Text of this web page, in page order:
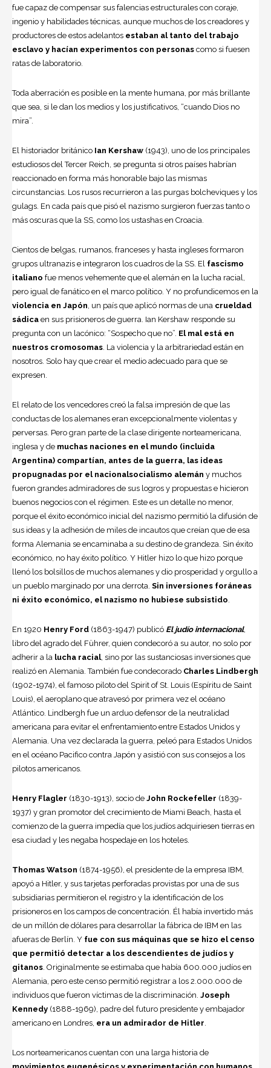
fue capaz de compensar sus falencias estructurales con coraje,
ingenio y habilidades técnicas, aunque muchos de los creadores y
productores de estos adelantos estaban al tanto del trabajo
esclavo y hacían experimentos con personas como si fuesen
ratas de laboratorio.
Toda aberración es posible en la mente humana, por más brillante
que sea, si le dan los medios y los justificativos, “cuando Dios no
mira”.
El historiador británico Ian Kershaw (1943), uno de los principales
estudiosos del Tercer Reich, se pregunta si otros países habrían
reaccionado en forma más honorable bajo las mismas
circunstancias. Los rusos recurrieron a las purgas bolcheviques y los
gulags. En cada país que pisó el nazismo surgieron fuerzas tanto o
más oscuras que la SS, como los ustashas en Croacia.
Cientos de belgas, rumanos, franceses y hasta ingleses formaron
grupos ultranazis e integraron los cuadros de la SS. El fascismo
italiano fue menos vehemente que el alemán en la lucha racial,
pero igual de fanático en el marco político. Y no profundicemos en la
violencia en Japón, un país que aplicó normas de una crueldad
sádica en sus prisioneros de guerra. Ian Kershaw responde su
pregunta con un lacónico: “Sospecho que no”. El mal está en
nuestros cromosomas. La violencia y la arbitrariedad están en
nosotros. Solo hay que crear el medio adecuado para que se
expresen.
El relato de los vencedores creó la falsa impresión de que las
conductas de los alemanes eran excepcionalmente violentas y
perversas. Pero gran parte de la clase dirigente norteamericana,
inglesa y de muchas naciones en el mundo (incluida
Argentina) compartían, antes de la guerra, las ideas
propugnadas por el nacionalsocialismo alemán y muchos
fueron grandes admiradores de sus logros y propuestas e hicieron
buenos negocios con el régimen. Este es un detalle no menor,
porque el éxito económico inicial del nazismo permitió la difusión de
sus ideas y la adhesión de miles de incautos que creían que de esa
forma Alemania se encaminaba a su destino de grandeza. Sin éxito
económico, no hay éxito político. Y Hitler hizo lo que hizo porque
llenó los bolsillos de muchos alemanes y dio prosperidad y orgullo a
un pueblo marginado por una derrota. Sin inversiones foráneas
ni éxito económico, el nazismo no hubiese subsistido.
En 1920 Henry Ford (1863-1947) publicó El judío internacional,
libro del agrado del Führer, quien condecoró a su autor, no solo por
adherir a la lucha racial, sino por las sustanciosas inversiones que
realizó en Alemania. También fue condecorado Charles Lindbergh
(1902-1974), el famoso piloto del Spirit of St. Louis (Espíritu de Saint
Louis), el aeroplano que atravesó por primera vez el océano
Atlántico. Lindbergh fue un arduo defensor de la neutralidad
americana para evitar el enfrentamiento entre Estados Unidos y
Alemania. Una vez declarada la guerra, peleó para Estados Unidos
en el océano Pacifico contra Japón y asistió con sus consejos a los
pilotos americanos.
Henry Flagler (1830-1913), socio de John Rockefeller (1839-
1937) y gran promotor del crecimiento de Miami Beach, hasta el
comienzo de la guerra impedía que los judíos adquiriesen tierras en
esa ciudad y les negaba hospedaje en los hoteles.
Thomas Watson (1874-1956), el presidente de la empresa IBM,
apoyó a Hitler, y sus tarjetas perforadas provistas por una de sus
subsidiarias permitieron el registro y la identificación de los
prisioneros en los campos de concentración. Él había invertido más
de un millón de dólares para desarrollar la fábrica de IBM en las
afueras de Berlín. Y fue con sus máquinas que se hizo el censo
que permitió detectar a los descendientes de judíos y
gitanos. Originalmente se estimaba que había 600.000 judíos en
Alemania, pero este censo permitió registrar a los 2.000.000 de
individuos que fueron víctimas de la discriminación. Joseph
Kennedy (1888-1969), padre del futuro presidente y embajador
americano en Londres, era un admirador de Hitler.
Los norteamericanos cuentan con una larga historia de